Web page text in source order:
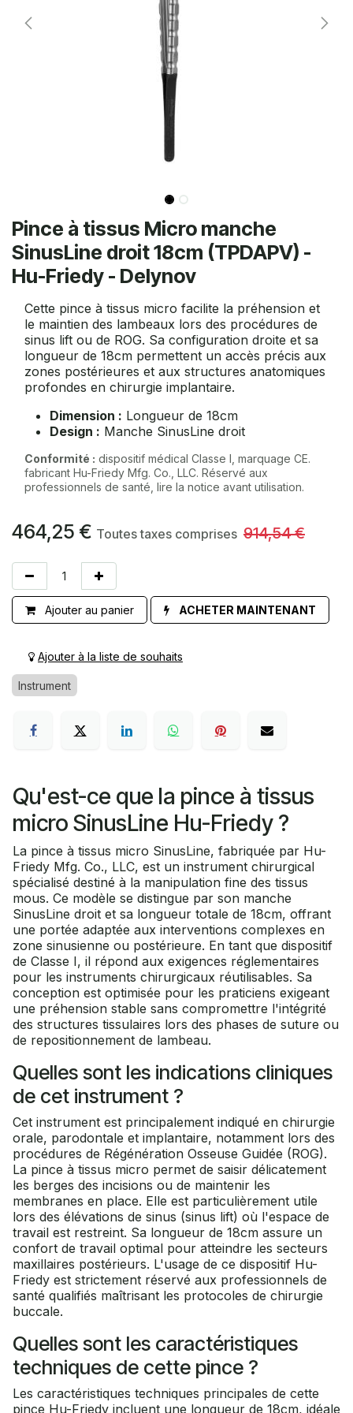
Pince à tissus Micro manche
SinusLine droit 18cm (TPDAPV) -
Hu-Friedy - Delynov
Cette pince à tissus micro facilite la préhension et
le maintien des lambeaux lors des procédures de
sinus lift ou de ROG. Sa configuration droite et sa
longueur de 18cm permettent un accès précis aux
zones postérieures et aux structures anatomiques
profondes en chirurgie implantaire.
Dimension : Longueur de 18cm
Design : Manche SinusLine droit
Conformité : dispositif médical Classe I, marquage CE.
fabricant Hu-Friedy Mfg. Co., LLC. Réservé aux
professionnels de santé, lire la notice avant utilisation.
464,25 € Toutes taxes comprises 914,54€
Ajouter au panier ACHETER MAINTENANT
Ajouter à la liste de souhaits
Instrument
Qu'est-ce que la pince à tissus
micro SinusLine Hu-Friedy ?
La pince à tissus micro SinusLine, fabriquée par Hu-
Friedy Mfg. Co., LLC, est un instrument chirurgical
spécialisé destiné à la manipulation fine des tissus
mous. Ce modèle se distingue par son manche
SinusLine droit et sa longueur totale de 18cm, offrant
une portée adaptée aux interventions complexes en
zone sinusienne ou postérieure. En tant que dispositif
de Classe I, il répond aux exigences réglementaires
pour les instruments chirurgicaux réutilisables. Sa
conception est optimisée pour les praticiens exigeant
une préhension stable sans compromettre l'intégrité
des structures tissulaires lors des phases de suture ou
de repositionnement de lambeau.
Quelles sont les indications cliniques
de cet instrument ?
Cet instrument est principalement indiqué en chirurgie
orale, parodontale et implantaire, notamment lors des
procédures de Régénération Osseuse Guidée (ROG).
La pince à tissus micro permet de saisir délicatement
les berges des incisions ou de maintenir les
membranes en place. Elle est particulièrement utile
lors des élévations de sinus (sinus lift) où l'espace de
travail est restreint. Sa longueur de 18cm assure un
confort de travail optimal pour atteindre les secteurs
maxillaires postérieurs. L'usage de ce dispositif Hu-
Friedy est strictement réservé aux professionnels de
santé qualifiés maîtrisant les protocoles de chirurgie
buccale.
Quelles sont les caractéristiques
techniques de cette pince ?
Les caractéristiques techniques principales de cette
pince Hu-Friedy incluent une longueur de 18cm, idéale